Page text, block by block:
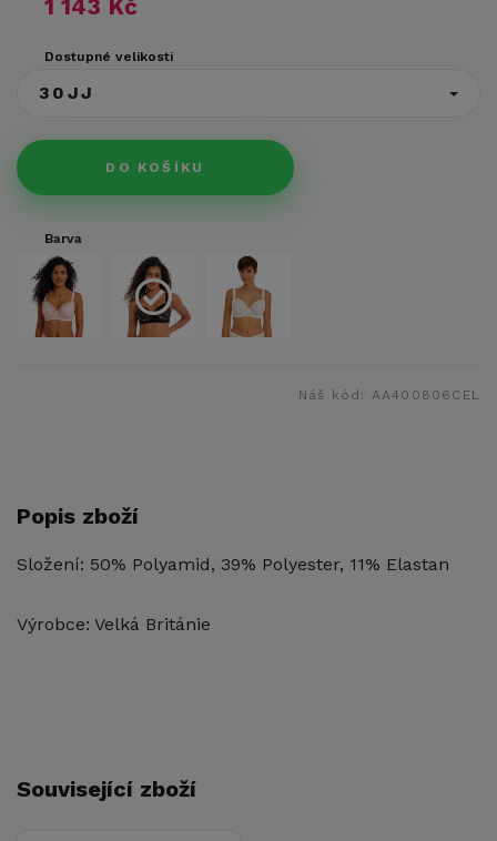
1 143 Kč
Dostupné velikosti
30JJ
DO KOŠÍKU
Barva
Náš kód: AA400806CEL
Popis zboží
Složení: 50% Polyamid, 39% Polyester, 11% Elastan
Výrobce: Velká Británie
Související zboží